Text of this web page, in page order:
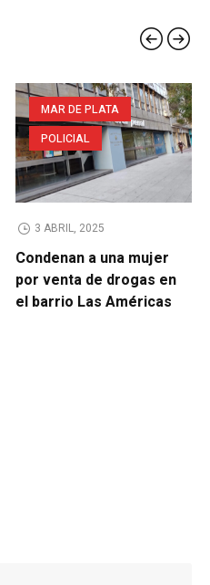
MAR DE PLATA
POLICIAL
3 ABRIL, 2025
Condenan a una mujer
por venta de drogas en
el barrio Las Américas